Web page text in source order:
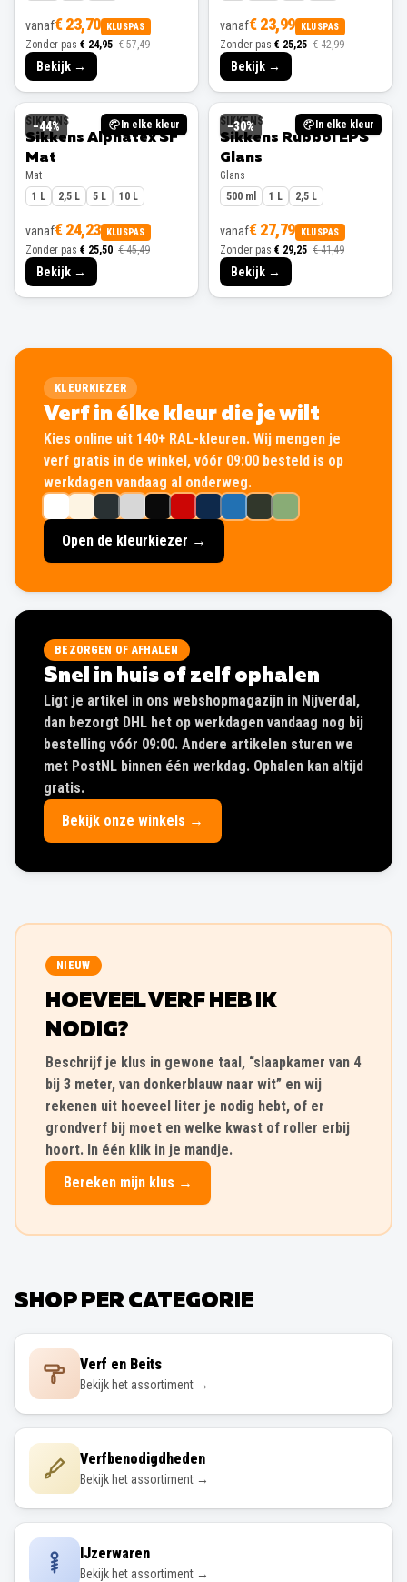
vanaf€ 23,70 KLUSPAS
Zonder pas € 24,95 € 57,49
Bekijk →
vanaf€ 23,99 KLUSPAS
Zonder pas € 25,25 € 42,99
Bekijk →
−44% In elke kleur
SIKKENS
Sikkens Alphatex SF
Mat
Mat
1 L
2,5 L 5 L 10 L
vanaf€ 24,23 KLUSPAS
Zonder pas € 25,50 € 45,49
Bekijk →
−30% In elke kleur
SIKKENS
Sikkens Rubbol EPS
Glans
Glans
500 ml
1 L 2,5 L
vanaf€ 27,79 KLUSPAS
Zonder pas € 29,25 € 41,49
Bekijk →
KLEURKIEZER
Verf in élke kleur die je wilt
Kies online uit 140+ RAL-kleuren. Wij mengen je
verf gratis in de winkel, vóór 09:00 besteld is op
werkdagen vandaag al onderweg.
Open de kleurkiezer →
BEZORGEN OF AFHALEN
Snel in huis of zelf ophalen
Ligt je artikel in ons webshopmagazijn in Nijverdal,
dan bezorgt DHL het op werkdagen vandaag nog bij
bestelling vóór 09:00. Andere artikelen sturen we
met PostNL binnen één werkdag. Ophalen kan altijd
gratis.
Bekijk onze winkels →
NIEUW
HOEVEEL VERF HEB IK
NODIG?
Beschrijf je klus in gewone taal, “slaapkamer van 4
bij 3 meter, van donkerblauw naar wit” en wij
rekenen uit hoeveel liter je nodig hebt, of er
grondverf bij moet en welke kwast of roller erbij
hoort. In één klik in je mandje.
Bereken mijn klus →
SHOP PER CATEGORIE
Verf en Beits
Bekijk het assortiment →
Verfbenodigdheden
Bekijk het assortiment →
IJzerwaren
Bekijk het assortiment →